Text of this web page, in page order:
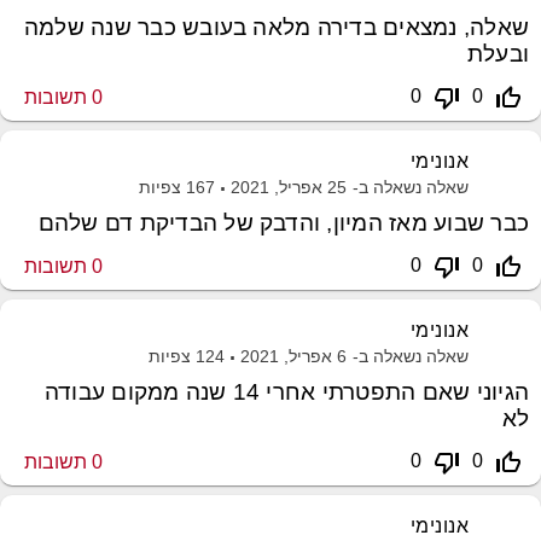
שאלה, נמצאים בדירה מלאה בעובש כבר שנה שלמה
ובעלת
thumb_up_off_alt
0
thumb_down_off_alt
0
0 תשובות
אנונימי
שאלה נשאלה ב- 25 אפריל, 2021 167 צפיות
כבר שבוע מאז המיון, והדבק של הבדיקת דם שלהם
thumb_up_off_alt
0
thumb_down_off_alt
0
0 תשובות
אנונימי
שאלה נשאלה ב- 6 אפריל, 2021 124 צפיות
הגיוני שאם התפטרתי אחרי 14 שנה ממקום עבודה
לא
thumb_up_off_alt
0
thumb_down_off_alt
0
0 תשובות
אנונימי